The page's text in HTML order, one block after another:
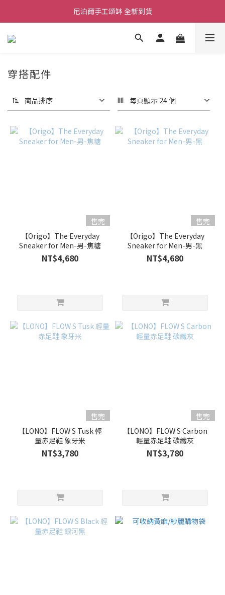
舒壓熱敷枕 全新到貨
尼泊爾手工頌缽 全新到貨
2026  春夏服飾 全新系列到貨
穿搭配件
商品排序 每頁顯示 24 個
售完
【Origo】The Everyday
Sneaker for Men-男-焦糖
NT$4,680
售完
【Origo】The Everyday
Sneaker for Men-男-黑
NT$4,680
售完
【LONO】FLOW S Tusk 輕
量赤足鞋 象牙米
NT$3,780
售完
【LONO】FLOW S Carbon
輕量赤足鞋 碳纖灰
NT$3,780